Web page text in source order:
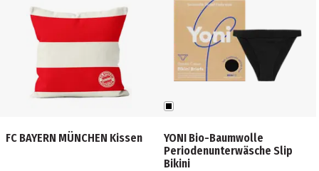
FC BAYERN MÜNCHEN Kissen
YONI Bio-Baumwolle
Periodenunterwäsche Slip
Bikini